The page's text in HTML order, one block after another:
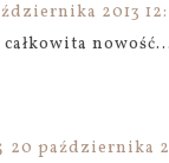
2013
nowość...
20 października